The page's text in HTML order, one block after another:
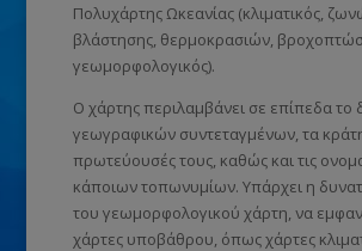
Πολυχάρτης Ωκεανίας (κλιματικός,
βλάστησης, θερμοκρασιών,
γεωμορφολογικός).
Ο χάρτης περιλαμβάνει σε επίπεδα το
γεωγραφικών συντεταγμένων, τα κράτη
πρωτεύουσές τους, καθώς και τις
κάποιων τοπωνυμίων. Υπάρχει η
του γεωμορφολογικού χάρτη, να
χάρτες υποβάθρου, όπως χάρτες